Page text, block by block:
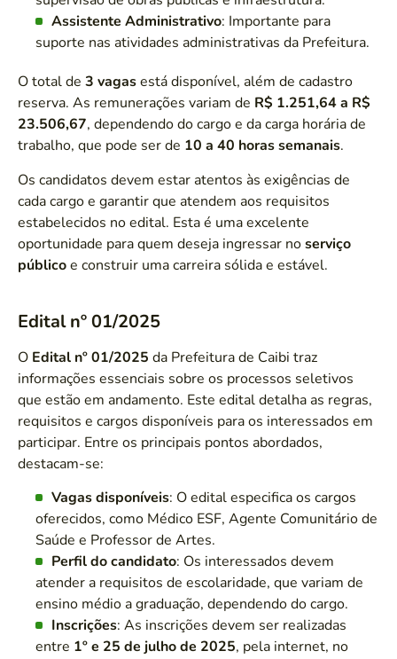
Assistente Administrativo: Importante para
suporte nas atividades administrativas da Prefeitura.
O total de 3 vagasestá disponível, além de cadastro
reserva. As remunerações variam de R$ 1.251,64 a R$
23.506,67, dependendo do cargo e da carga horária de
trabalho, que pode ser de 10 a 40 horas semanais.
Os candidatos devem estar atentos às exigências de
cada cargo e garantir que atendem aos requisitos
estabelecidos no edital. Esta é uma excelente
oportunidade para quem deseja ingressar noserviço
públicoe construir uma carreira sólida e estável.
Edital nº 01/2025
O Edital nº 01/2025 da Prefeitura de Caibi traz
informações essenciais sobre os processos seletivos
que estão em andamento. Este edital detalha as regras,
requisitos e cargos disponíveis para os interessados em
participar. Entre os principais pontos abordados,
destacam-se:
Vagas disponíveis: O edital especifica os cargos
oferecidos, como Médico ESF, Agente Comunitário de
Saúde e Professor de Artes.
Perfil do candidato: Os interessados devem
atender a requisitos de escolaridade, que variam de
ensino médio a graduação, dependendo do cargo.
Inscrições: As inscrições devem ser realizadas
entre 1º e 25 de julho de 2025, pela internet, no